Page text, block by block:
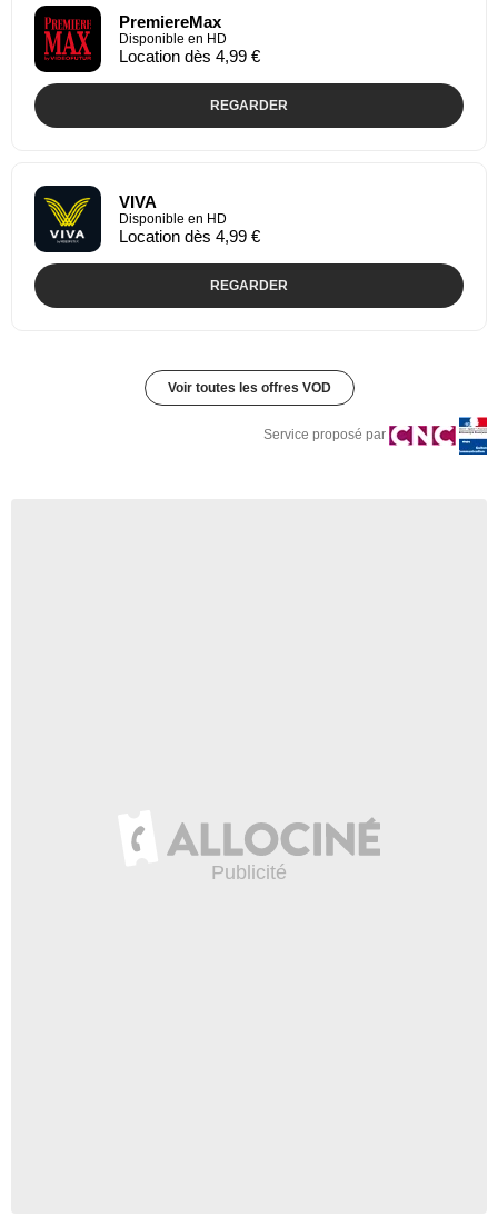
PremiereMax
Disponible en HD
Location dès 4,99 €
REGARDER
VIVA
Disponible en HD
Location dès 4,99 €
REGARDER
Voir toutes les offres VOD
Service proposé par